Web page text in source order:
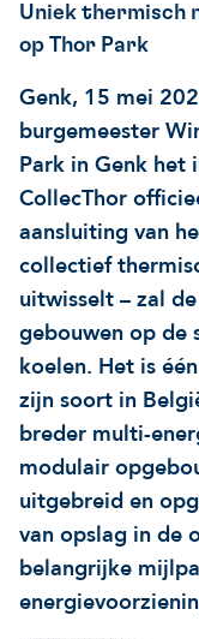
Uniek thermisch
op Thor Park
Genk, 15 mei
burgemeester
Park in Genk het
CollecThor
aansluiting van
collectief
uitwisselt – zal
gebouwen op de
koelen. Het is
zijn soort in
breder multi-
modulair
uitgebreid en
van opslag in de
belangrijke